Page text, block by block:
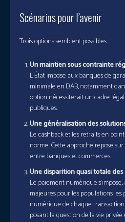
Scénarios pour l’avenir
Trois options semblent possibles.
Un maintien sous contrainte
L’État impose aux banques de
minimale en DAB, notamment
option nécessiterait un cadre
publiques.
Une généralisation des
Le cashback et les retraits en
norme. Cette approche repose
entre banques et commerces.
Une disparition quasi totale
Le paiement numérique
majeures pour les populations les
numérique de chaque
posant la question de la vie